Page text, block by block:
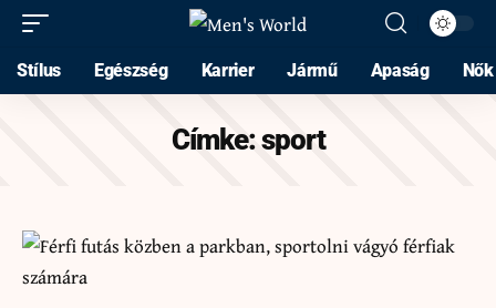
Stílus Egészség Karrier Jármű Apaság Nők
Címke:sport